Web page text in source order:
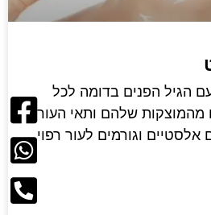
הגיל הפנים בדומה לכל
מהמוצקות שלהם ותאי העור
אלסטיים וגורמים לעור רפוי,